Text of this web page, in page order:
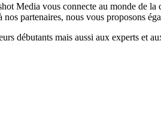
Media vous connecte au monde de
nos partenaires, nous vous proposons
débutants mais aussi aux experts et